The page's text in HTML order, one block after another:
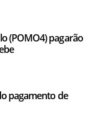
(POMO4) pagarão
pagamento de